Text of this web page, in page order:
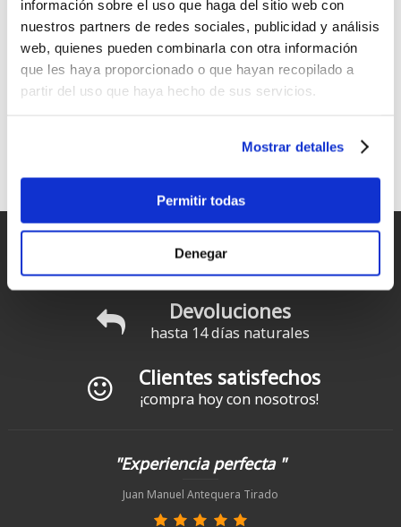
información sobre el uso que haga del sitio web con
nuestros partners de redes sociales, publicidad y análisis
web, quienes pueden combinarla con otra información
que les haya proporcionado o que hayan recopilado a
partir del uso que haya hecho de sus servicios.
Mostrar detalles
Permitir todas
Denegar
Entregas rápidas
para España y Portugal
Devoluciones
hasta 14 días naturales
Clientes satisfechos
¡compra hoy con nosotros!
"Experiencia perfecta "
Juan Manuel Antequera Tirado